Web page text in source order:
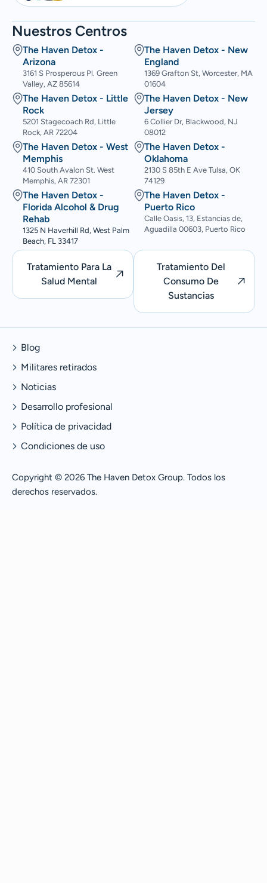
Nuestros Centros
The Haven Detox -
Arizona
3161 S Prosperous Pl. Green
Valley, AZ 85614
The Haven Detox - Little
Rock
5201 Stagecoach Rd, Little
Rock, AR 72204
The Haven Detox - West
Memphis
410 South Avalon St. West
Memphis, AR 72301
The Haven Detox -
Florida Alcohol & Drug
Rehab
1325 N Haverhill Rd, West Palm
Beach, FL 33417
The Haven Detox - New
England
1369 Grafton St, Worcester, MA
01604
The Haven Detox - New
Jersey
6 Collier Dr, Blackwood, NJ
08012
The Haven Detox -
Oklahoma
2130 S 85th E Ave Tulsa, OK
74129
The Haven Detox -
Puerto Rico
Calle Oasis, 13, Estancias de,
Aguadilla 00603, Puerto Rico
Tratamiento Para La
Salud Mental
Tratamiento Del
Consumo De
Sustancias
Copyright © 2026 The Haven Detox Group. Todos los
derechos reservados.
Blog
Militares retirados
Noticias
Desarrollo profesional
Política de privacidad
Condiciones de uso